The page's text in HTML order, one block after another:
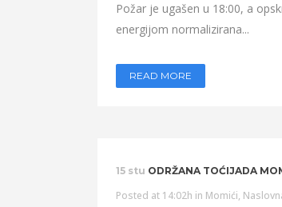
Požar je ugašen u 18:00, a
energijom normalizirana...
READ MORE
15 stu ODRŽANA TOĆIJADA
Posted at 14:02h in Momići,